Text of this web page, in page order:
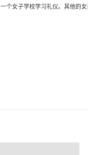
个女子学校学习礼仪。其他的